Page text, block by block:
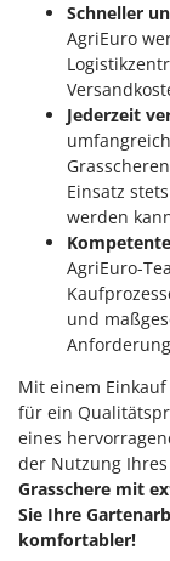
Schneller
AgriEuro
Jederzeit
Einsatz
werden
AgriEuro-
und
Mit einem
für ein
eines
der Nutzung
Grasschere mit
Sie Ihre
komfortabler!